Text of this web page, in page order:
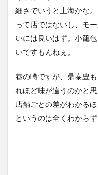
細さでいうと上海かな
って店ではないし、モ
いには良いはず。小籠
いですもんねぇ。
巷の噂ですが、鼎泰豊
れほど味が違うのかと
店舗ごとの差がわかる
というのは全くわからず